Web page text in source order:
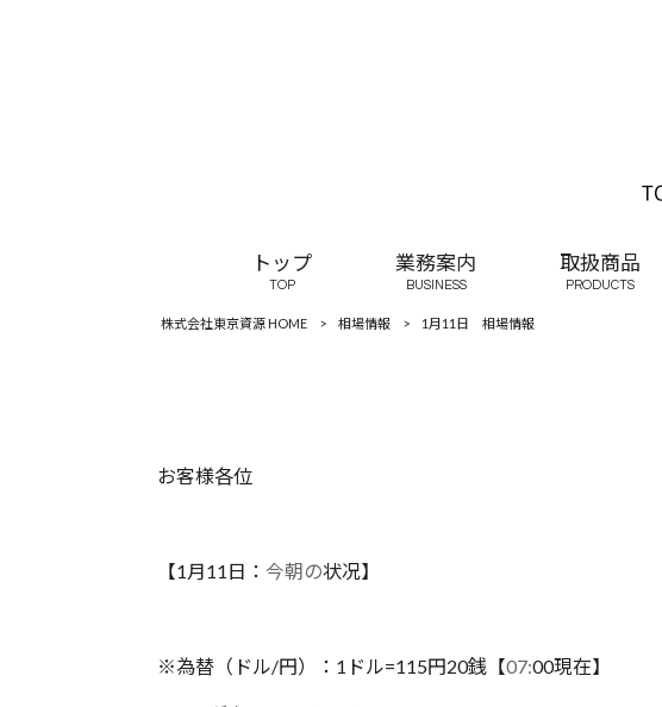
トップ
TOP
業務案内
BUSINESS
取扱商品
PRODUCTS
株式会社東京資源 HOME > 相場情報 > 1月11日 相場情報
お客様各位
【1月11日：‪ 今朝の状况】
※為替（ドル/円）：1ドル=115円20銭【‪‪07:00現在】